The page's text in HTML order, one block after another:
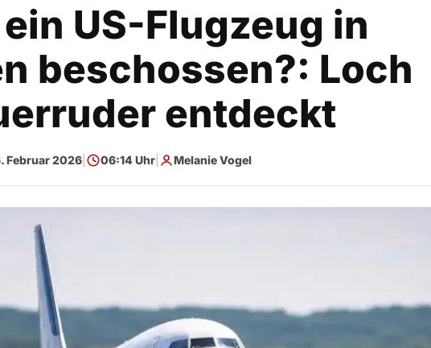
US-Flugzeug in
beschossen?: Loch
entdeckt
Februar 2026| 06:14 Uhr| Melanie Vogel